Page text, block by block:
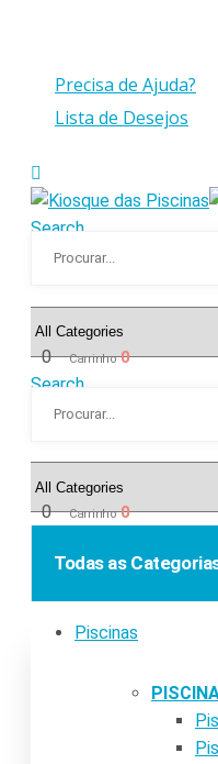
Precisa de Ajuda?
Lista de Desejos
Search
0 Carrinho0
Search
0 Carrinho0
Todas as
Piscinas